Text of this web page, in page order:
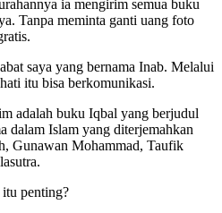
ia mengirim semua buku
Tanpa meminta ganti uang foto
saya yang bernama Inab. Melalui
itu bisa berkomunikasi.
adalah buku Iqbal yang berjudul
dalam Islam yang diterjemahkan
Gunawan Mohammad, Taufik
penting?